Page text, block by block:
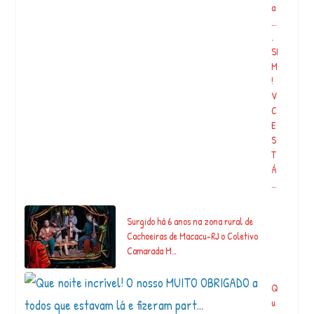
a
…
.
SI
M
!
V
C
E
S
T
Á
…
Surgido há 6 anos na zona rural de
Cachoeiras de Macacu-RJ o Coletivo
Camarada M…
Q
u